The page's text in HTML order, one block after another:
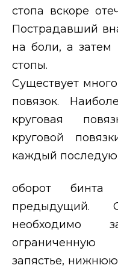
стопа вскоре
Пострадавший
на боли, а затем
стопы.
Существует
повязок.
круговая
круговой
каждый
оборот бинта
предыдущий.
необходимо
запястье, нижнюю